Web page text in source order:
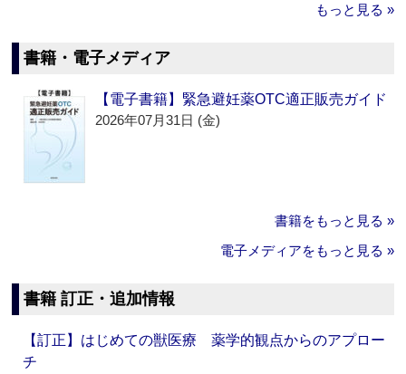
もっと見る »
書籍・電子メディア
【電子書籍】緊急避妊薬OTC適正販売ガイド
2026年07月31日 (金)
書籍をもっと見る »
電子メディアをもっと見る »
書籍 訂正・追加情報
【訂正】はじめての獣医療 薬学的観点からのアプロー
チ